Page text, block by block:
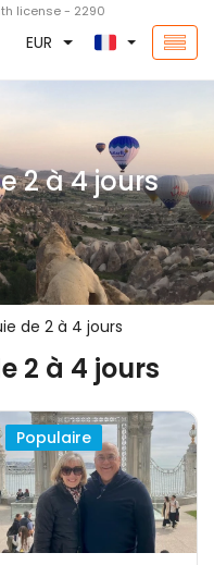
license - 2290
EUR
2 à 4 jours
de 2 à 4 jours
2 à 4 jours
Populaire